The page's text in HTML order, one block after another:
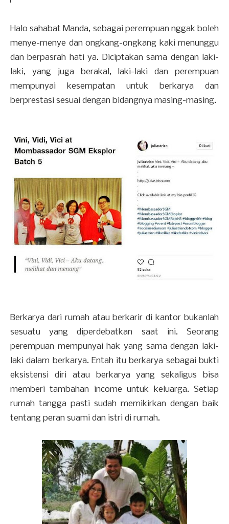
Halo sahabat Manda, sebagai perempuan nggak boleh
menye-menye dan ongkang-ongkang kaki menunggu
dan berpasrah hati ya. Diciptakan sama dengan laki-
laki, yang juga berakal, laki-laki dan perempuan
mempunyai kesempatan untuk berkarya dan
berprestasi sesuai dengan bidangnya masing-masing.
Berkarya dari rumah atau berkarir di kantor bukanlah
sesuatu yang diperdebatkan saat ini. Seorang
perempuan mempunyai hak yang sama dengan laki-
laki dalam berkarya. Entah itu berkarya sebagai bukti
eksistensi diri atau berkarya yang sekaligus bisa
memberi tambahan income untuk keluarga. Setiap
rumah tangga pasti sudah memikirkan dengan baik
tentang peran suami dan istri di rumah.